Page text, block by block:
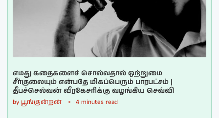
எமது கதைகளைச் சொல்வதால் ஒற்றுமை
சீர்குலையும் என்பதே மிகப்பெரும் பாரபட்சம் |
தீபச்செல்வன் வீரகேசரிக்கு வழங்கிய செவ்வி
by பூங்குன்றன் 4 minutes read